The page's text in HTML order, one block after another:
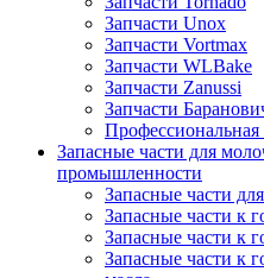
Запчасти Unox
Запчасти Vortmax
Запчасти WLBake
Запчасти Zanussi
Запчасти
Запасные части для
промышленности
Запасные части
Запасные части к
Запасные части к
Запасные части к